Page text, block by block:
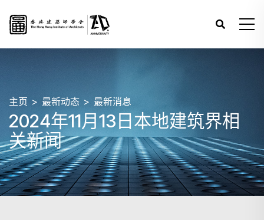
主页 最新动态 最新消息
2024年11月13日本地建筑界相
关新闻